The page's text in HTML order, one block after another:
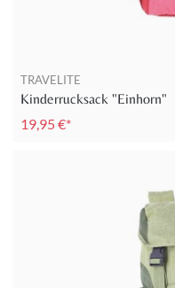
TRAVELITE
Kinderrucksack "Einhorn"
19,95 €*